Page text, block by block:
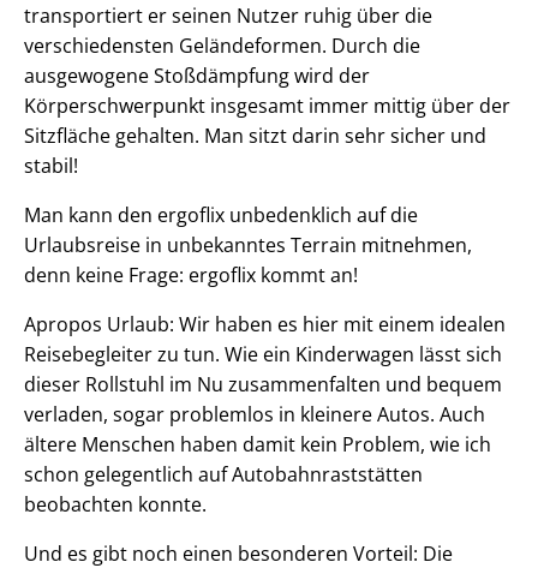
transportiert er seinen Nutzer ruhig über die
verschiedensten Geländeformen. Durch die
ausgewogene Stoßdämpfung wird der
Körperschwerpunkt insgesamt immer mittig über der
Sitzfläche gehalten. Man sitzt darin sehr sicher und
stabil!
Man kann den ergoflix unbedenklich auf die
Urlaubsreise in unbekanntes Terrain mitnehmen,
denn keine Frage: ergoflix kommt an!
Apropos Urlaub: Wir haben es hier mit einem idealen
Reisebegleiter zu tun. Wie ein Kinderwagen lässt sich
dieser Rollstuhl im Nu zusammenfalten und bequem
verladen, sogar problemlos in kleinere Autos. Auch
ältere Menschen haben damit kein Problem, wie ich
schon gelegentlich auf Autobahnraststätten
beobachten konnte.
Und es gibt noch einen besonderen Vorteil: Die